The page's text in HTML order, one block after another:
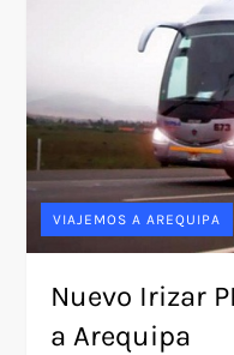
VIAJEMOS A AREQUIPA
Nuevo Irizar
a Arequipa